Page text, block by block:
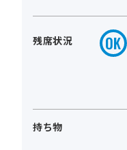
残席状況
持ち物